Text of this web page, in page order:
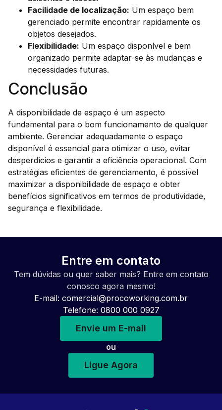
Facilidade de localização: Um espaço bem
gerenciado permite encontrar rapidamente os
objetos desejados.
Flexibilidade: Um espaço disponível e bem
organizado permite adaptar-se às mudanças e
necessidades futuras.
Conclusão
A disponibilidade de espaço é um aspecto
fundamental para o bom funcionamento de qualquer
ambiente. Gerenciar adequadamente o espaço
disponível é essencial para otimizar o uso, evitar
desperdícios e garantir a eficiência operacional. Com
estratégias eficientes de gerenciamento, é possível
maximizar a disponibilidade de espaço e obter
benefícios significativos em termos de produtividade,
segurança e flexibilidade.
Entre em contato
Tem dúvidas ou quer saber mais? Entre em contato
conosco agora mesmo!
E-mail: comercial@procoworking.com.br
Telefone: 0800 000 0927
Envie um E-mail
ou
Ligue Agora